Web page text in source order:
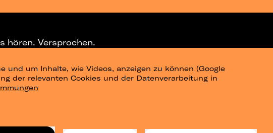
um Inhalte, wie Videos, anzeigen zu können (Google
der relevanten Cookies und der Datenverarbeitung in
hören. Versprochen.
TELEGRAM-CHANNEL
Shows o_teamDatenschutzImpressum